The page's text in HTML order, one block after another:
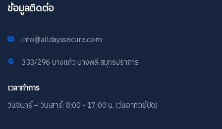
ข้อมูลติดต่อ
info@alldayssecure.com
333/296 บางแก้ว บางพลี สมุทรปราการ
เวลาทำการ
วันจันทร์ – วันเสาร์: 8:00 - 17:00 น. (วันอาทิตย์ปิด)